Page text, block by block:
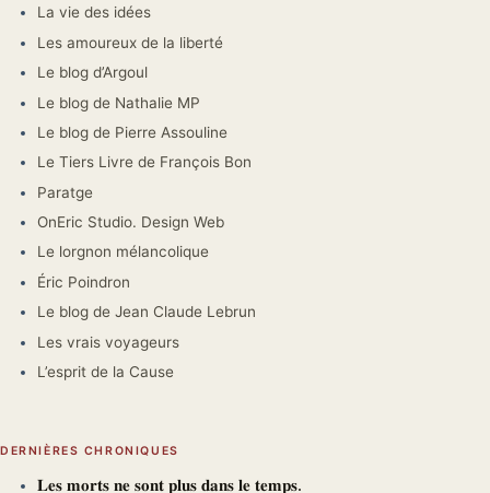
La vie des idées
Les amoureux de la liberté
Le blog d’Argoul
Le blog de Nathalie MP
Le blog de Pierre Assouline
Le Tiers Livre de François Bon
Paratge
OnEric Studio. Design Web
Le lorgnon mélancolique
Éric Poindron
Le blog de Jean Claude Lebrun
Les vrais voyageurs
L’esprit de la Cause
DERNIÈRES CHRONIQUES
𝐋𝐞𝐬 𝐦𝐨𝐫𝐭𝐬 𝐧𝐞 𝐬𝐨𝐧𝐭 𝐩𝐥𝐮𝐬 𝐝𝐚𝐧𝐬 𝐥𝐞 𝐭𝐞𝐦𝐩𝐬.